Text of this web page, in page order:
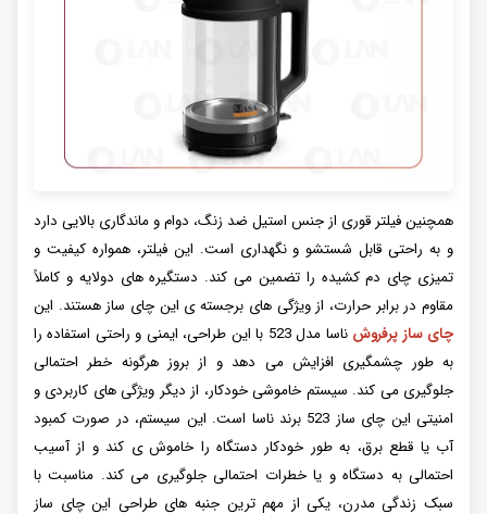
همچنین فیلتر قوری از جنس استیل ضد زنگ، دوام و ماندگاری بالایی دارد
و به راحتی قابل شستشو و نگهداری است. این فیلتر، همواره کیفیت و
تمیزی چای دم کشیده را تضمین می کند. دستگیره های دولایه و کاملاً
مقاوم در برابر حرارت، از ویژگی های برجسته ی این چای ساز هستند. این
چای ساز پرفروش
ناسا مدل 523 با این طراحی، ایمنی و راحتی استفاده را
به طور چشمگیری افزایش می دهد و از بروز هرگونه خطر احتمالی
جلوگیری می کند. سیستم خاموشی خودکار، از دیگر ویژگی های کاربردی و
امنیتی این چای ساز 523 برند ناسا است. این سیستم، در صورت کمبود
آب یا قطع برق، به طور خودکار دستگاه را خاموش ی کند و از آسیب
احتمالی به دستگاه و یا خطرات احتمالی جلوگیری می کند. مناسبت با
سبک زندگی مدرن، یکی از مهم ترین جنبه های طراحی این چای ساز